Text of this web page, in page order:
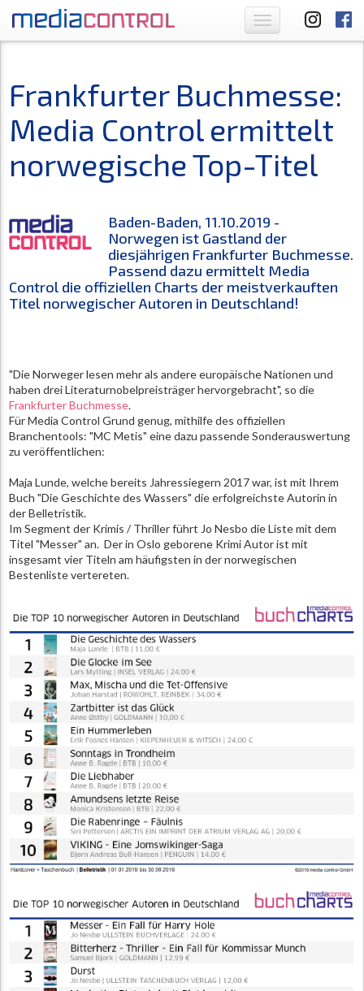
Toggle
navigation
Frankfurter Buchmesse:
Media Control ermittelt
norwegische Top-Titel
Baden-Baden, 11.10.2019 -
Norwegen ist Gastland der
diesjährigen Frankfurter Buchmesse.
Passend dazu ermittelt Media
Control die offiziellen Charts der meistverkauften
Titel norwegischer Autoren in Deutschland!
"Die Norweger lesen mehr als andere europäische Nationen und
haben drei Literaturnobelpreisträger hervorgebracht", so die
Frankfurter Buchmesse.
Für Media Control Grund genug, mithilfe des offiziellen
Branchentools: "MC Metis" eine dazu passende Sonderauswertung
zu veröffentlichen:
Maja Lunde, welche bereits Jahressiegern 2017 war, ist mit Ihrem
Buch "Die Geschichte des Wassers" die erfolgreichste Autorin in
der Belletristik.
Im Segment der Krimis / Thriller führt Jo Nesbo die Liste mit dem
Titel "Messer" an. Der in Oslo geborene Krimi Autor ist mit
insgesamt vier Titeln am häufigsten in der norwegischen
Bestenliste vertereten.